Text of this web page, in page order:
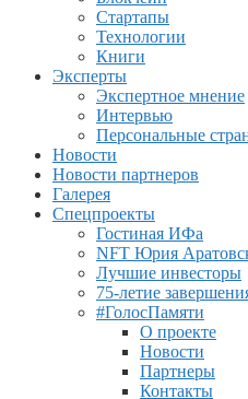
Стартапы
Технологии
Книги
Эксперты
Экспертное мнение
Интервью
Персональные
Новости
Новости партнеров
Галерея
Спецпроекты
Гостиная ИФа
NFT Юрия
Лучшие инвесторы
75-летие
#ГолосПамяти
О проекте
Новости
Партнеры
Контакты